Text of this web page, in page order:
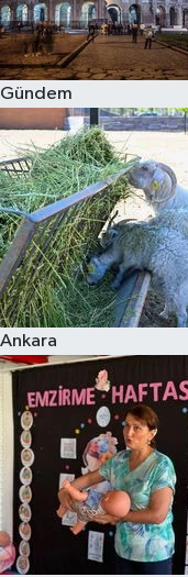
Gündem
Ankara
Spor
Burç Yorumları
Çocuk
Eğitim
Hava Durumu
Kadın
Kim kimdir?
Kültür Sanat
Sağlık
Siyaset